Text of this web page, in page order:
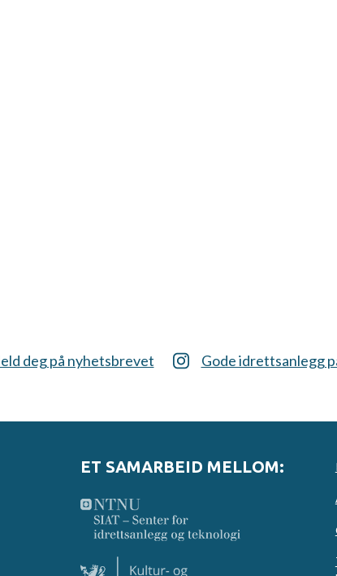
deg på nyhetsbrevet Gode idrettsanlegg
ET SAMARBEID MELLOM: